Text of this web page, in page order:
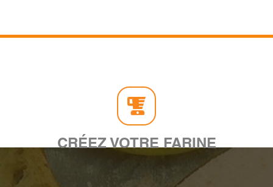
CRÉEZ VOTRE FARINE